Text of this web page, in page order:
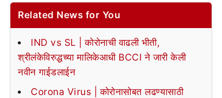
Related News for You
IND vs SL | कोरोनाची वाढली भीती,
श्रीलंकेविरुद्धच्या मालिकेआधी BCCI ने जारी केली
नवीन गाईडलाईन
Corona Virus | कोरोनासोबत लढण्यासाठी